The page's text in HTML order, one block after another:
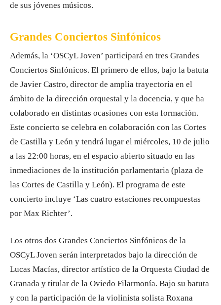
de sus jóvenes músicos.
Grandes Conciertos Sinfónicos
Además, la ‘OSCyL Joven’ participará en tres Grandes
Conciertos Sinfónicos. El primero de ellos, bajo la batuta
de Javier Castro, director de amplia trayectoria en el
ámbito de la dirección orquestal y la docencia, y que ha
colaborado en distintas ocasiones con esta formación.
Este concierto se celebra en colaboración con las Cortes
de Castilla y León y tendrá lugar el miércoles, 10 de julio
a las 22:00 horas, en el espacio abierto situado en las
inmediaciones de la institución parlamentaria (plaza de
las Cortes de Castilla y León). El programa de este
concierto incluye ‘Las cuatro estaciones recompuestas
por Max Richter’.
Los otros dos Grandes Conciertos Sinfónicos de la
OSCyL Joven serán interpretados bajo la dirección de
Lucas Macías, director artístico de la Orquesta Ciudad de
Granada y titular de la Oviedo Filarmonía. Bajo su batuta
y con la participación de la violinista solista Roxana